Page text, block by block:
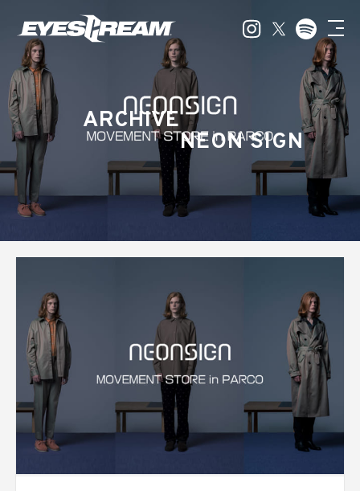
ARCHIVE
NEON SIGN